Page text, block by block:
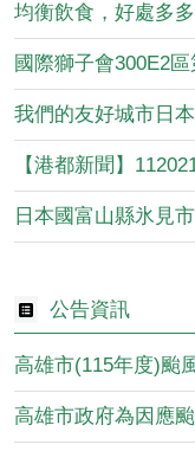
均衡飲食，好處多多
公告資訊